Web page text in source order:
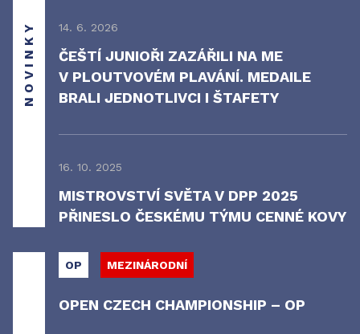
NOVINKY 14. 6. 2026
ČEŠTÍ JUNIOŘI ZAZÁŘILI NA ME
V PLOUTVOVÉM PLAVÁNÍ. MEDAILE
BRALI JEDNOTLIVCI I ŠTAFETY
16. 10. 2025
MISTROVSTVÍ SVĚTA V DPP 2025
PŘINESLO ČESKÉMU TÝMU CENNÉ KOVY
OP MEZINÁRODNÍ
OPEN CZECH CHAMPIONSHIP – OP